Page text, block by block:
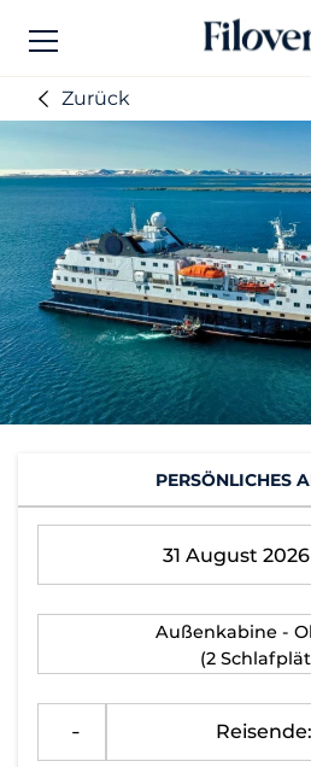
Zurück
PERSÖNLICHES
31 August 2026
Außenkabine -
(2